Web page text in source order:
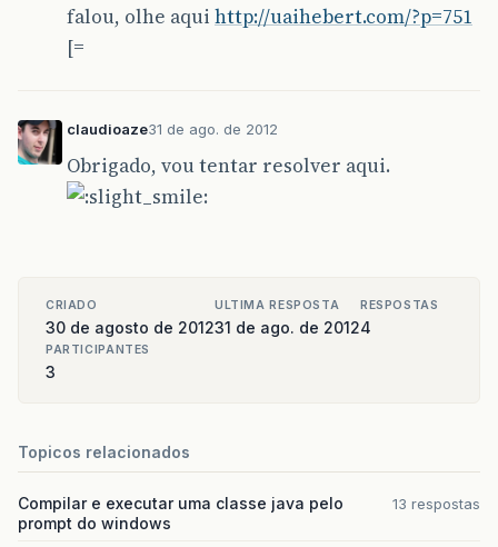
falou, olhe aqui http://uaihebert.com/?p=751
[=
claudioaze31 de ago. de 2012
Obrigado, vou tentar resolver aqui.
CRIADO
30 de agosto de 2012
ULTIMA RESPOSTA
31 de ago. de 2012
RESPOSTAS
4
PARTICIPANTES
3
Topicos relacionados
Compilar e executar uma classe java pelo
prompt do windows
13 respostas